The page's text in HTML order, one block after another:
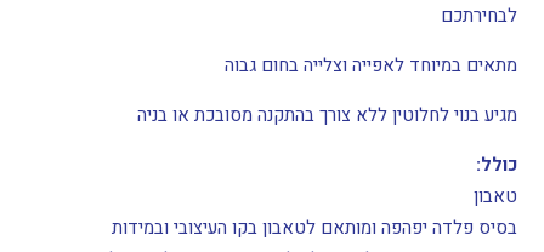
לבחירתכם
מתאים במיוחד לאפייה וצלייה בחום גבוה
מגיע בנוי לחלוטין ללא צורך בהתקנה מסובכת או בניה
כולל:
טאבון
בסיס פלדה יפהפה ומותאם לטאבון בקו העיצובי ובמידות